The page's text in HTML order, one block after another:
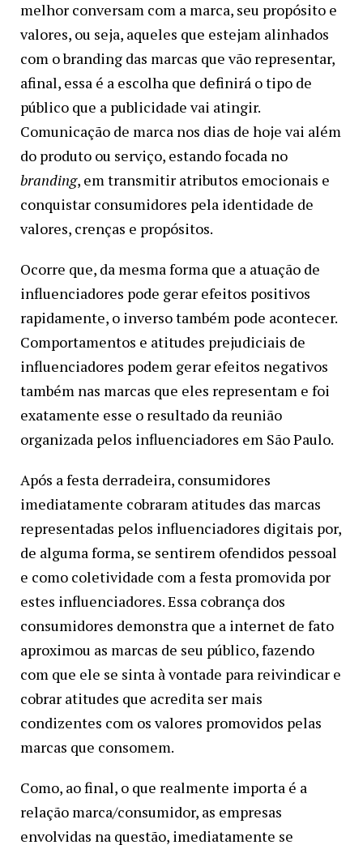
melhor conversam com a marca, seu propósito e
valores, ou seja, aqueles que estejam alinhados
com o branding das marcas que vão representar,
afinal, essa é a escolha que definirá o tipo de
público que a publicidade vai atingir.
Comunicação de marca nos dias de hoje vai além
do produto ou serviço, estando focada no
branding, em transmitir atributos emocionais e
conquistar consumidores pela identidade de
valores, crenças e propósitos.
Ocorre que, da mesma forma que a atuação de
influenciadores pode gerar efeitos positivos
rapidamente, o inverso também pode acontecer.
Comportamentos e atitudes prejudiciais de
influenciadores podem gerar efeitos negativos
também nas marcas que eles representam e foi
exatamente esse o resultado da reunião
organizada pelos influenciadores em São Paulo.
Após a festa derradeira, consumidores
imediatamente cobraram atitudes das marcas
representadas pelos influenciadores digitais por,
de alguma forma, se sentirem ofendidos pessoal
e como coletividade com a festa promovida por
estes influenciadores. Essa cobrança dos
consumidores demonstra que a internet de fato
aproximou as marcas de seu público, fazendo
com que ele se sinta à vontade para reivindicar e
cobrar atitudes que acredita ser mais
condizentes com os valores promovidos pelas
marcas que consomem.
Como, ao final, o que realmente importa é a
relação marca/consumidor, as empresas
envolvidas na questão, imediatamente se